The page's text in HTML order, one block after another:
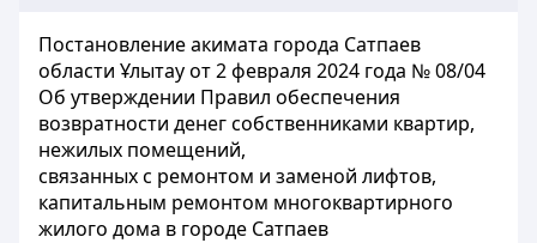
Постановление акимата города Сатпаев
области Ұлытау от 2 февраля 2024 года № 08/04
Об утверждении Правил обеспечения
возвратности денег собственниками квартир,
нежилых помещений,
связанных с ремонтом и заменой лифтов,
капитальным ремонтом многоквартирного
жилого дома в городе Сатпаев